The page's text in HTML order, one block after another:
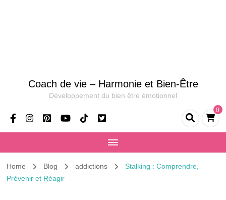
Coach de vie – Harmonie et Bien-Être
Développement du bien être émotionnel
0
Home Blog addictions
Stalking : Comprendre,
Prévenir et Réagir